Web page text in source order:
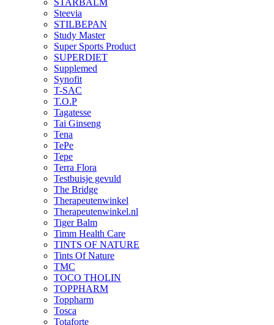
STARBALM
Steevia
STILBEPAN
Study Master
Super Sports Product
SUPERDIET
Supplemed
Synofit
T-SAC
T.O.P
Tagatesse
Tai Ginseng
Tena
TePe
Tepe
Terra Flora
Testbuisje gevuld
The Bridge
Therapeutenwinkel
Therapeutenwinkel.nl
Tiger Balm
Timm Health Care
TINTS OF NATURE
Tints Of Nature
TMC
TOCO THOLIN
TOPPHARM
Toppharm
Tosca
Totaforte